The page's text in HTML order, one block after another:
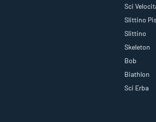
Sci
Slittino
Slittino
Skeleton
Bob
Biathlon
Sci Erba